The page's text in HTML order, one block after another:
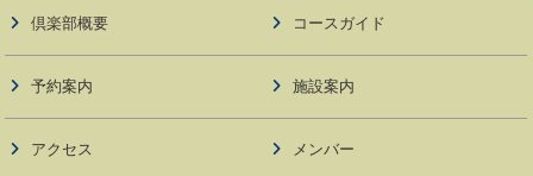
倶楽部概要 コースガイド
予約案内 施設案内
アクセス メンバー